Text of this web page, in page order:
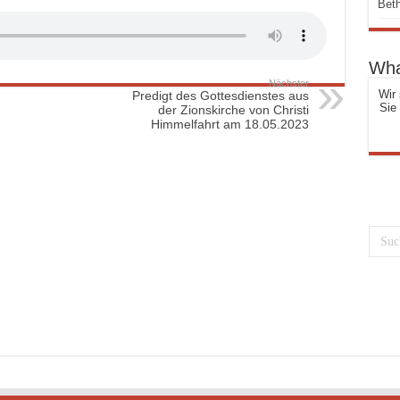
Nächster
Predigt des Gottesdienstes aus
der Zionskirche von Christi
Himmelfahrt am 18.05.2023
Wir
Sie